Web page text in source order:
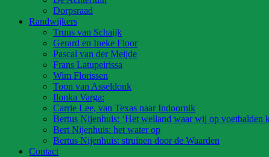
Dorpsraad
Randwijkers
Truus van Schaijk
Gerard en Ineke Floor
Pascal van der Meijde
Frans Latupeirissa
Wim Florissen
Toon van Asseldonk
Ilonka Varga:
Carrie Lee, van Texas naar Indoornik
Bertus Nijenhuis: ‘Het weiland waar wij op voetbalden
Bert Nijenhuis: het water op
Bertus Nijenhuis: struinen door de Waarden
Contact